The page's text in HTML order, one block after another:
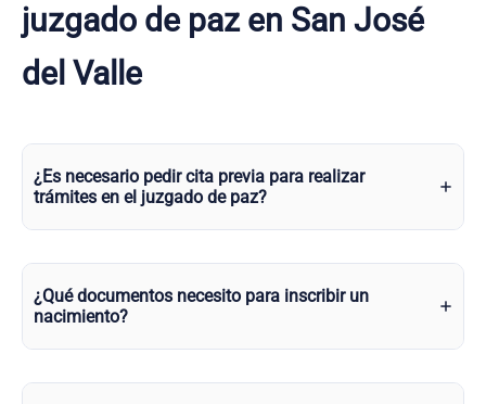
juzgado de paz en San José
del Valle
¿Es necesario pedir cita previa para realizar
trámites en el juzgado de paz?
¿Qué documentos necesito para inscribir un
nacimiento?